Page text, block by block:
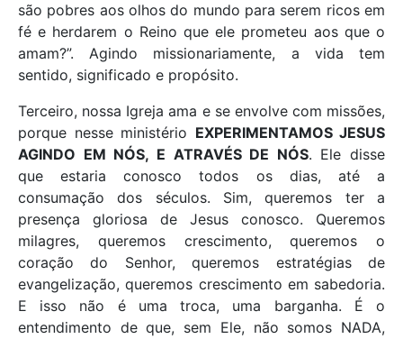
são pobres aos olhos do mundo para serem ricos em
fé e herdarem o Reino que ele prometeu aos que o
amam?”. Agindo missionariamente, a vida tem
sentido, significado e propósito.
Terceiro, nossa Igreja ama e se envolve com missões,
porque nesse ministério EXPERIMENTAMOS JESUS
AGINDO EM NÓS, E ATRAVÉS DE NÓS. Ele disse
que estaria conosco todos os dias, até a
consumação dos séculos. Sim, queremos ter a
presença gloriosa de Jesus conosco. Queremos
milagres, queremos crescimento, queremos o
coração do Senhor, queremos estratégias de
evangelização, queremos crescimento em sabedoria.
E isso não é uma troca, uma barganha. É o
entendimento de que, sem Ele, não somos NADA,